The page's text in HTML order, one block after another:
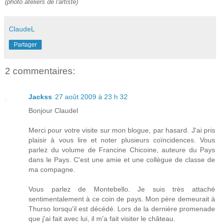
(photo ateliers de l'artiste)
ClaudeL
Partager
2 commentaires:
Jackss 27 août 2009 à 23 h 32
Bonjour Claudel
Merci pour votre visite sur mon blogue, par hasard. J'ai pris
plaisir à vous lire et noter plusieurs coïncidences. Vous
parlez du volume de Francine Chicoine, auteure du Pays
dans le Pays. C'est une amie et une collègue de classe de
ma compagne.
Vous parlez de Montebello. Je suis très attaché
sentimentalement à ce coin de pays. Mon père demeurait à
Thurso lorsqu'il est décédé. Lors de la dernière promenade
que j'ai fait avec lui, il m'a fait visiter le château.